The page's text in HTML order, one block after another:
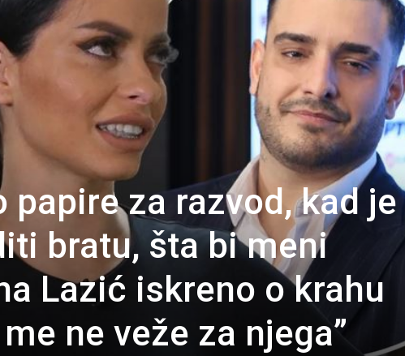
papire za razvod, kad je
bratu, šta bi meni
Lazić iskreno o krahu
ne veže za njega”